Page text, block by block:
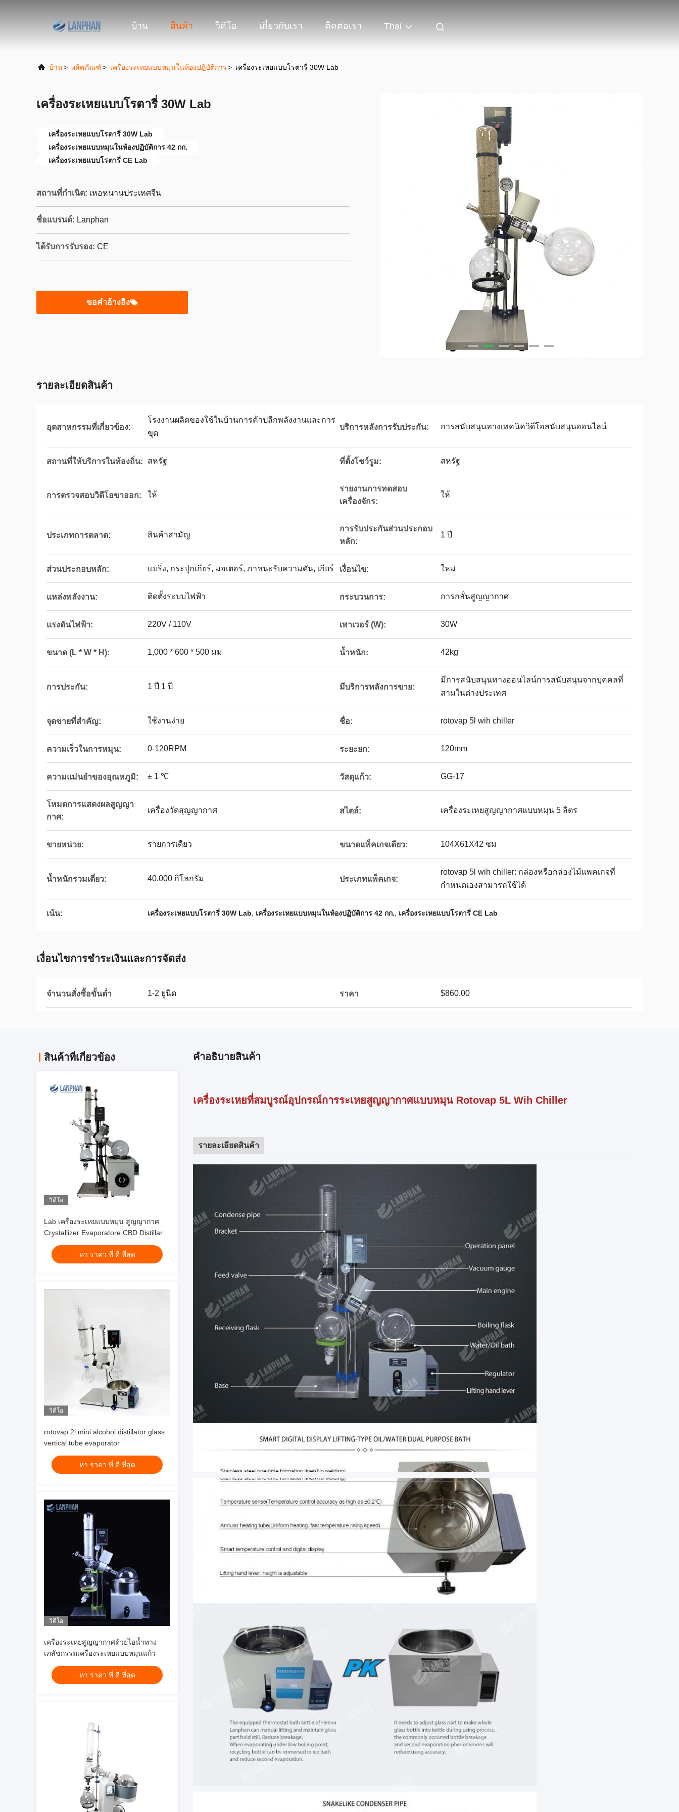
บ้าน สินค้า วิดีโอ เกี่ยวกับเรา ติดต่อเรา Thai
บ้าน> ผลิตภัณฑ์> เครื่องระเหยแบบหมุนในห้องปฏิบัติการ> เครื่องระเหยแบบโรตารี่ 30W Lab
เครื่องระเหยแบบโรตารี่ 30W Lab
เครื่องระเหยแบบโรตารี่ 30W Lab
เครื่องระเหยแบบหมุนในห้องปฏิบัติการ 42 กก.
เครื่องระเหยแบบโรตารี่ CE Lab
สถานที่กำเนิด: เหอหนานประเทศจีน
ชื่อแบรนด์: Lanphan
ได้รับการรับรอง: CE
ขอคําอ้างอิง
รายละเอียดสินค้า
อุตสาหกรรมที่เกี่ยวข้อง:
โรงงานผลิตของใช้ในบ้านการค้าปลีกพลังงานและการ
ขุด
บริการหลังการรับประกัน: การสนับสนุนทางเทคนิควิดีโอสนับสนุนออนไลน์
สถานที่ให้บริการในท้องถิ่น: สหรัฐ ที่ตั้งโชว์รูม: สหรัฐ
การตรวจสอบวิดีโอขาออก: ให้
รายงานการทดสอบ
เครื่องจักร:
ให้
ประเภทการตลาด: สินค้าสามัญ
การรับประกันส่วนประกอบ
หลัก:
1 ปี
ส่วนประกอบหลัก: แบริ่ง, กระปุกเกียร์, มอเตอร์, ภาชนะรับความดัน, เกียร์ เงื่อนไข: ใหม่
แหล่งพลังงาน: ติดตั้งระบบไฟฟ้า กระบวนการ: การกลั่นสูญญากาศ
แรงดันไฟฟ้า: 220V / 110V เพาเวอร์ (W): 30W
ขนาด (L * W * H): 1,000 * 600 * 500 มม น้ำหนัก: 42kg
การประกัน: 1 ปี 1 ปี มีบริการหลังการขาย:
มีการสนับสนุนทางออนไลน์การสนับสนุนจากบุคคลที่
สามในต่างประเทศ
จุดขายที่สำคัญ: ใช้งานง่าย ชื่อ: rotovap 5l wih chiller
ความเร็วในการหมุน: 0-120RPM ระยะยก: 120mm
ความแม่นยำของอุณหภูมิ: ± 1 ℃ วัสดุแก้ว: GG-17
โหมดการแสดงผลสูญญา
กาศ:
เครื่องวัดสุญญากาศ สไตล์: เครื่องระเหยสูญญากาศแบบหมุน 5 ลิตร
ขายหน่วย: รายการเดียว ขนาดแพ็คเกจเดียว: 104X61X42 ซม
น้ำหนักรวมเดี่ยว: 40.000 กิโลกรัม ประเภทแพ็คเกจ:
rotovap 5l wih chiller: กล่องหรือกล่องไม้แพคเกจที่
กำหนดเองสามารถใช้ได้
เน้น: เครื่องระเหยแบบโรตารี่ 30W Lab, เครื่องระเหยแบบหมุนในห้องปฏิบัติการ 42 กก., เครื่องระเหยแบบโรตารี่ CE Lab
เงื่อนไขการชําระเงินและการจัดส่ง
จำนวนสั่งซื้อขั้นต่ำ 1-2 ยูนิต ราคา $860.00
สินค้าที่เกี่ยวข้อง
วิดีโอ
Lab เครื่องระเหยแบบหมุน สูญญากาศ
Crystallizer Evaporatore CBD Distillar
หา ราคา ที่ ดี ที่สุด
วิดีโอ
rotovap 2l mini alcohol distillator glass
vertical tube evaporator
หา ราคา ที่ ดี ที่สุด
วิดีโอ
เครื่องระเหยสูญญากาศด้วยไอน้ำทาง
เภสัชกรรมเครื่องระเหยแบบหมุนแก้ว
หา ราคา ที่ ดี ที่สุด
คําอธิบายสินค้า
เครื่องระเหยที่สมบูรณ์อุปกรณ์การระเหยสูญญากาศแบบหมุน Rotovap 5L Wih Chiller
รายละเอียดสินค้า